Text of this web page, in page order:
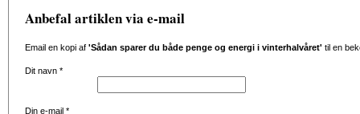
Anbefal artiklen via e-mail
Email en kopi af 'Sådan sparer du både penge og energi i vinterhalvåret' til en
Dit navn *
Din e-mail *